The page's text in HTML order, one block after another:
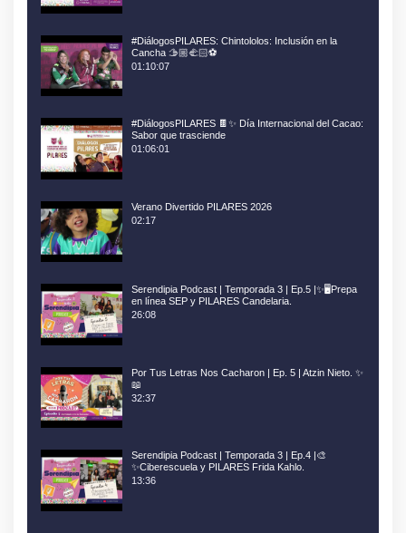
#DiálogosPILARES: Chintololos: Inclusión en la
Cancha 🫱🏼‍🫲🏻⚽
01:10:07
#DiálogosPILARES 🍫✨ Día Internacional del Cacao:
Sabor que trasciende
01:06:01
Verano Divertido PILARES 2026
02:17
Serendipia Podcast | Temporada 3 | Ep.5 |✨🖥️Prepa
en línea SEP y PILARES Candelaria.
26:08
Por Tus Letras Nos Cacharon | Ep. 5 | Atzin Nieto. ✨
📖
32:37
Serendipia Podcast | Temporada 3 | Ep.4 |🎨
✨Ciberescuela y PILARES Frida Kahlo.
13:36